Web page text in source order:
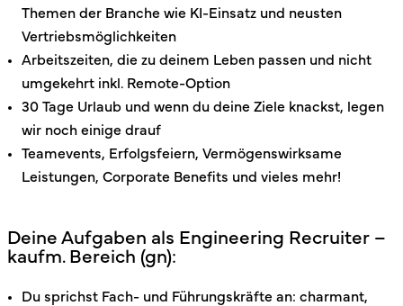
Themen der Branche wie KI-Einsatz und neusten
Vertriebsmöglichkeiten
Arbeitszeiten, die zu deinem Leben passen und nicht
umgekehrt inkl. Remote-Option
30 Tage Urlaub und wenn du deine Ziele knackst, legen
wir noch einige drauf
Teamevents, Erfolgsfeiern, Vermögenswirksame
Leistungen, Corporate Benefits und vieles mehr!
Deine Aufgaben als Engineering Recruiter –
kaufm. Bereich (gn):
Du sprichst Fach- und Führungskräfte an: charmant,